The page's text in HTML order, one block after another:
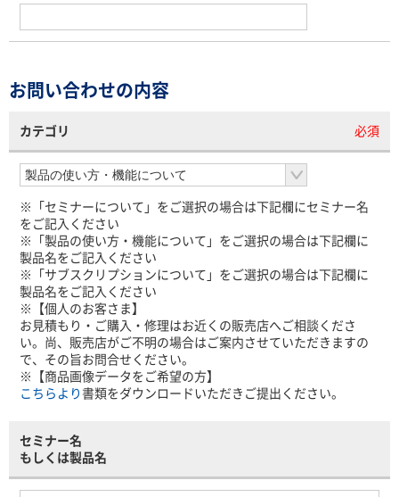
お問い合わせの内容
カテゴリ 必須
※「セミナーについて」をご選択の場合は下記欄にセミナー名
をご記入ください
※「製品の使い方・機能について」をご選択の場合は下記欄に
製品名をご記入ください
※「サブスクリプションについて」をご選択の場合は下記欄に
製品名をご記入ください
※【個人のお客さま】
お見積もり・ご購入・修理はお近くの販売店へご相談くださ
い。尚、販売店がご不明の場合はご案内させていただきますの
で、その旨お問合せください。
※【商品画像データをご希望の方】
こちらより 書類をダウンロードいただきご提出ください。
セミナー名
もしくは製品名